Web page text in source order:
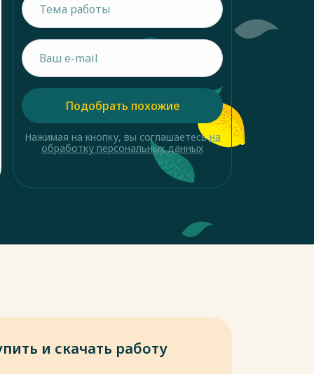
Подобрать похожие
Нажимая на кнопку, вы соглашаетесьна
обработку персональных данных
и скачать работу